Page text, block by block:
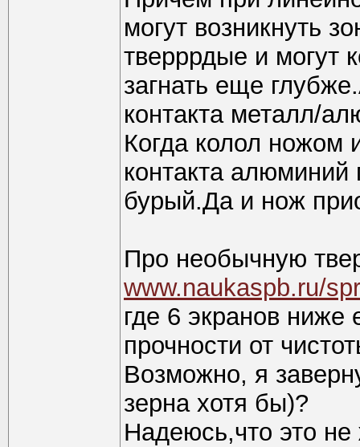
могут возникнуть
тверррдые и могут
загнать еще
контакта металл/
Когда колол ножом
контакта алюминий
бурый.Да и нож
Про необычную
www.naukaspb.ru/
где 6 экранов ниже
прочности от
Возможно, я
зерна хотя бы)?
Надеюсь,что это не